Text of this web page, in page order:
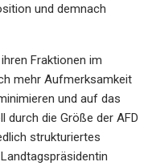
und demnach
Fraktionen im
mehr Aufmerksamkeit
und auf das
durch die Größe der AFD
strukturiertes